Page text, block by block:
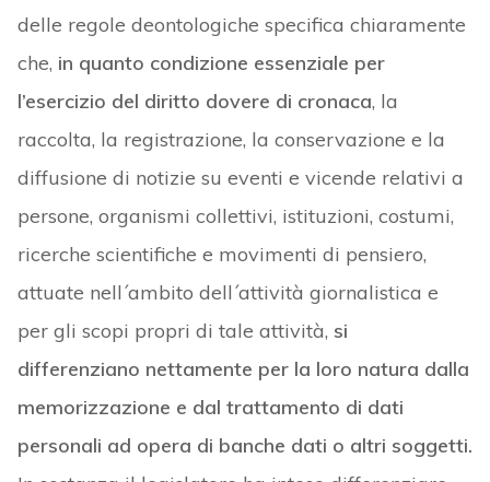
delle regole deontologiche specifica chiaramente
che, in quanto condizione essenziale per
l’esercizio del diritto dovere di cronaca, la
raccolta, la registrazione, la conservazione e la
diffusione di notizie su eventi e vicende relativi a
persone, organismi collettivi, istituzioni, costumi,
ricerche scientifiche e movimenti di pensiero,
attuate nell´ambito dell´attività giornalistica e
per gli scopi propri di tale attività, si
differenziano nettamente per la loro natura dalla
memorizzazione e dal trattamento di dati
personali ad opera di banche dati o altri soggetti.